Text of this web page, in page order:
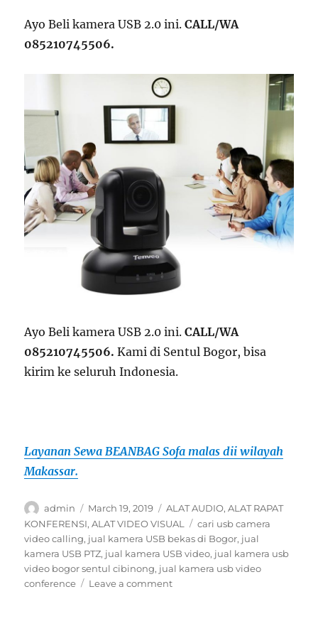
Ayo Beli kamera USB 2.0 ini.CALL/WA
085210745506.
Ayo Beli kamera USB 2.0 ini.CALL/WA
085210745506.Kami di Sentul Bogor, bisa
kirim ke seluruh Indonesia.
Layanan Sewa BEANBAG Sofa malas dii wilayah
Makassar.
Author
admin
Posted
on
March 19, 2019 Categories
ALAT AUDIO,ALAT RAPAT
KONFERENSI ALAT VIDEO VISUAL Tags
cari usb camera
video calling jual kamera USB bekas di Bogor jual
kamera USB PTZ jual kamera USB video jual kamera usb
video bogor sentul cibinong jual kamera usb video
conference
Leave a commenton